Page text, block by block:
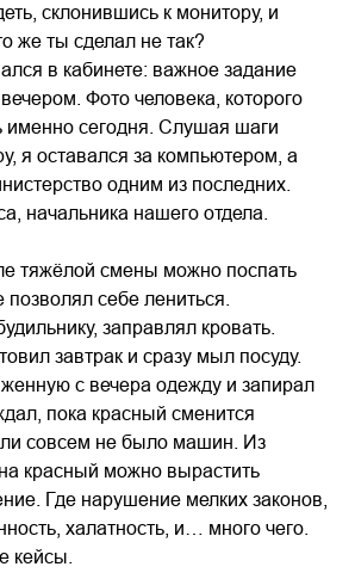
склонившись к монитору, и
же ты сделал не так?
в кабинете: важное задание
Фото человека, которого
именно сегодня. Слушая шаги
я оставался за компьютером, а
одним из последних.
начальника нашего отдела.
тяжёлой смены можно поспать
себе лениться.
заправлял кровать.
завтрак и сразу мыл посуду.
с вечера одежду и запирал
пока красный сменится
совсем не было машин. Из
красный можно вырастить
Где нарушение мелких законов,
халатность, и… много чего.
кейсы.